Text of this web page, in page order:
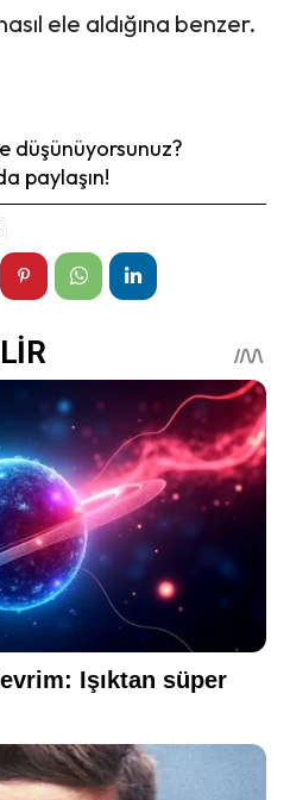
ele aldığına benzer.
düşünüyorsunuz?
paylaşın!